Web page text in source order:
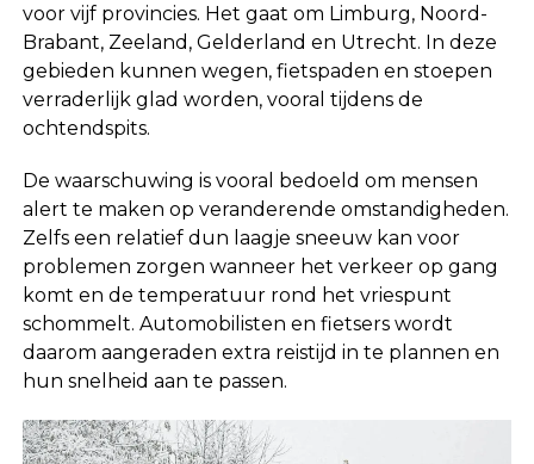
voor vijf provincies. Het gaat om Limburg, Noord-
Brabant, Zeeland, Gelderland en Utrecht. In deze
gebieden kunnen wegen, fietspaden en stoepen
verraderlijk glad worden, vooral tijdens de
ochtendspits.
De waarschuwing is vooral bedoeld om mensen
alert te maken op veranderende omstandigheden.
Zelfs een relatief dun laagje sneeuw kan voor
problemen zorgen wanneer het verkeer op gang
komt en de temperatuur rond het vriespunt
schommelt. Automobilisten en fietsers wordt
daarom aangeraden extra reistijd in te plannen en
hun snelheid aan te passen.